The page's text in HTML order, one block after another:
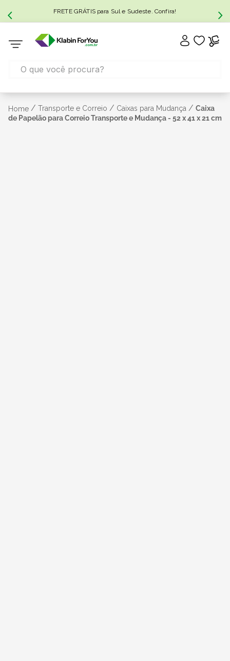
FRETE GRÁTIS para Sul e Sudeste. Confira!
Home / Transporte e Correio / Caixas para Mudança / Caixa
de Papelão para Correio Transporte e Mudança - 52 x 41 x 21 cm